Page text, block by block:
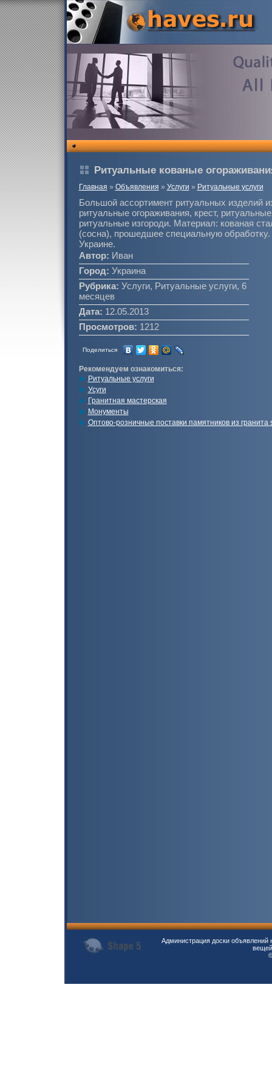
Ритуальные кованые
Главная » Объявления » Услуги » Ритуальные услуги
Большой ассортимент ритуальных изделий
ритуальные огораживания, крест,
ритуальные изгороди. Материал: кованая
(сосна), прошедшее специальную обработку.
Украине.
Автор: Иван
Город: Украина
Рубрика: Услуги, Ритуальные услуги, 6
месяцев
Дата: 12.05.2013
Просмотров: 1212
Поделиться
Рекомендуем ознакомиться:
Ритуальные услуги
Усуги
Гранитная мастерская
Монументы
Оптово-розничные поставки памятников из гранита
Администрация доски объявлений